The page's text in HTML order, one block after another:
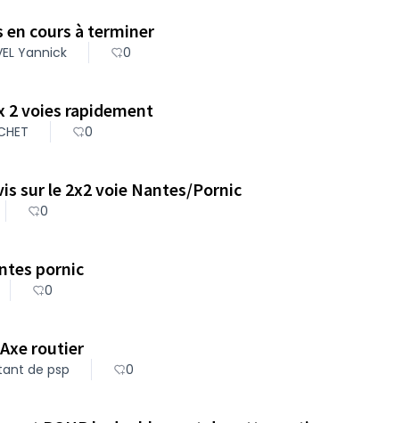
en cours à terminer
Yannick 0
Une 2 x 2 voies rapidement
0
sur le 2x2 voie Nantes/Pornic
0
pornic
0
routier
de psp 0